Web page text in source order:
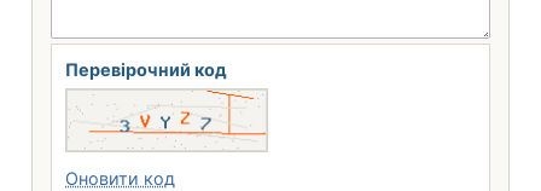
Перевірочний код
Оновити код